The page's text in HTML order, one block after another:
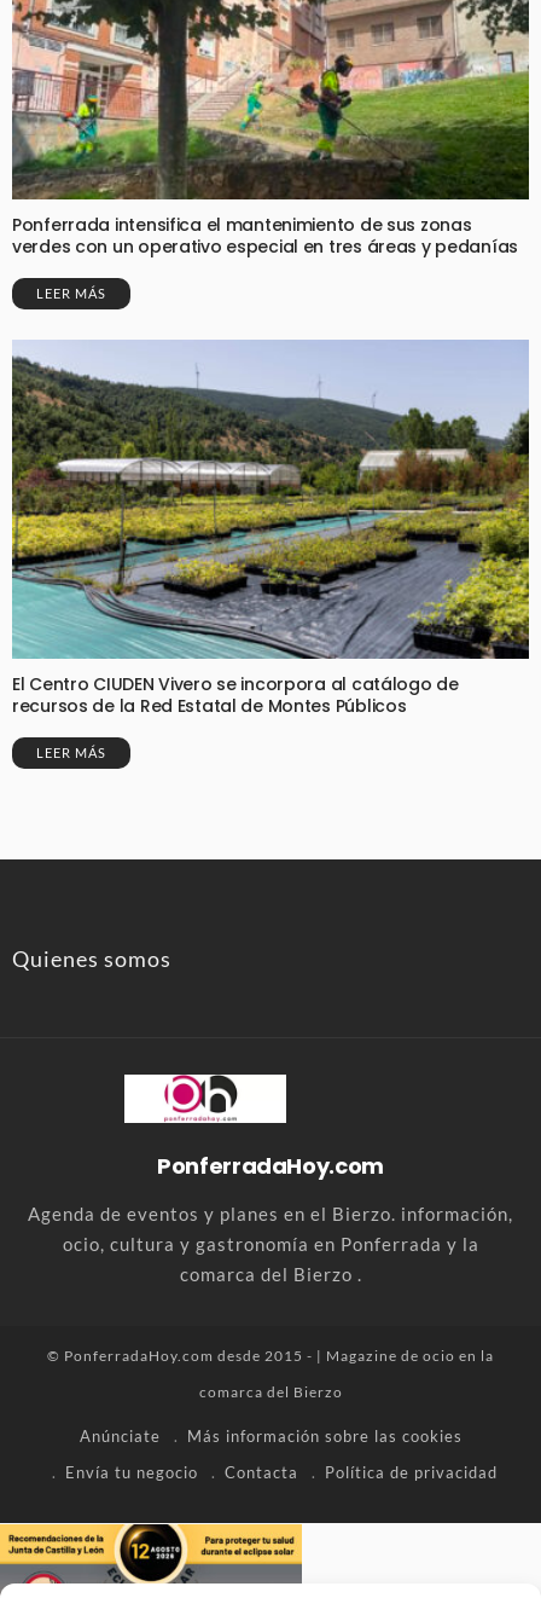
Ponferrada intensifica el mantenimiento de sus zonas
verdes con un operativo especial en tres áreas y pedanías
LEER MÁS
El Centro CIUDEN Vivero se incorpora al catálogo de
recursos de la Red Estatal de Montes Públicos
LEER MÁS
Quienes somos
PonferradaHoy.com
Agenda de eventos y planes en el Bierzo. información,
ocio, cultura y gastronomía en Ponferrada y la
comarca del Bierzo .
© PonferradaHoy.com desde 2015 - | Magazine de ocio en la
comarca del Bierzo
Anúnciate
Más información sobre las cookies
Envía tu negocio
Contacta Política de privacidad